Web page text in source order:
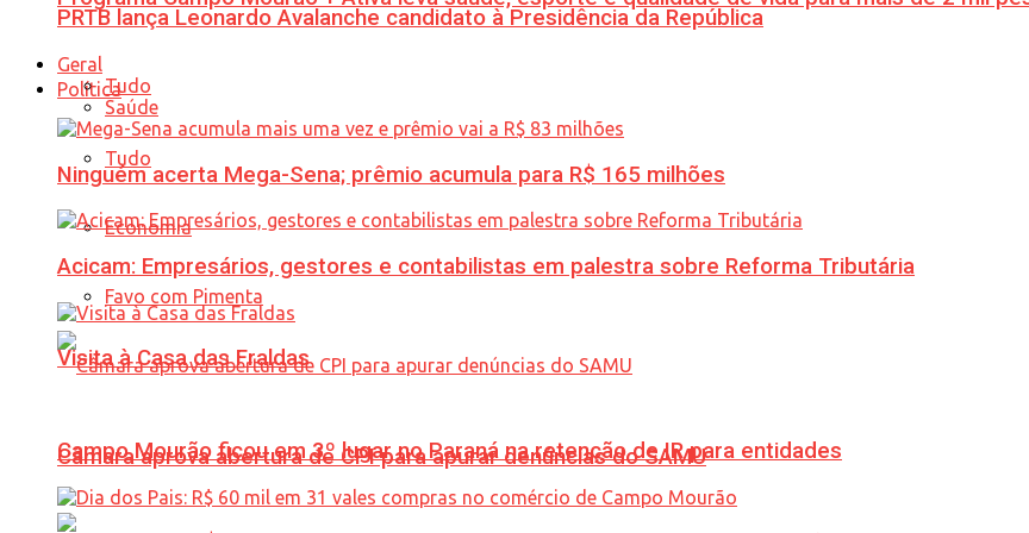
Política
Tudo
Economia
Favo com Pimenta
Câmara aprova abertura de CPI para apurar denúncias do SAMU
PRTB lança Leonardo Avalanche candidato à Presidência da República
Geral
Tudo
Saúde
Ninguém acerta Mega-Sena; prêmio acumula para R$ 165 milhões
Acicam: Empresários, gestores e contabilistas em palestra sobre Reforma Tributária
Visita à Casa das Fraldas
Campo Mourão ficou em 3º lugar no Paraná na retenção de IR para entidades